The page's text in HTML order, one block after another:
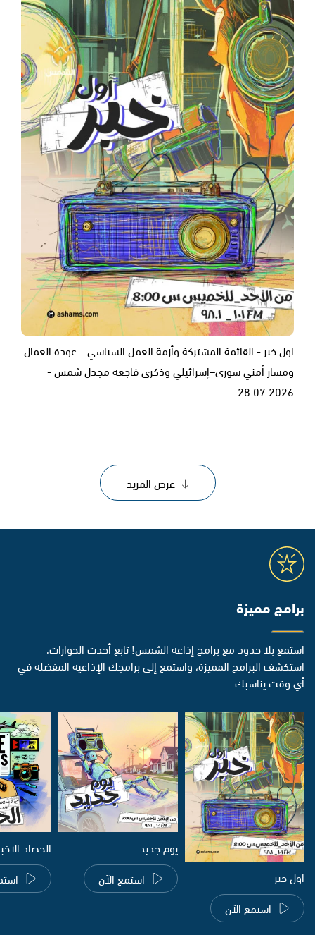
اول خبر - القائمة المشتركة وأزمة العمل السياسي… عودة العمال
ومسار أمني سوري–إسرائيلي وذكرى فاجعة مجدل شمس -
28.07.2026
عرض المزيد
برامج مميزة
استمع بلا حدود مع برامج إذاعة الشمس! تابع أحدث الحوارات،
استكشف البرامج المميزة، واستمع إلى برامجك الإذاعية المفضلة في
أي وقت يناسبك.
اول خبر
استمع الآن
يوم جديد
استمع الآن
الحصاد